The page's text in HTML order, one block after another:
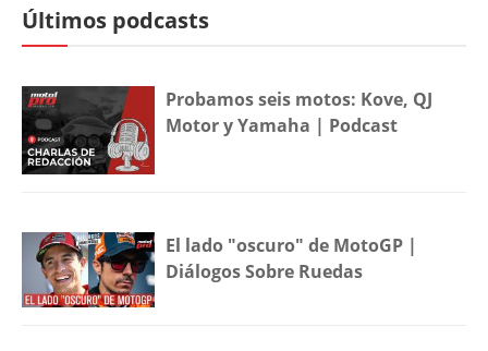
Últimos podcasts
Probamos seis motos: Kove, QJ
Motor y Yamaha | Podcast
El lado "oscuro" de MotoGP |
Diálogos Sobre Ruedas